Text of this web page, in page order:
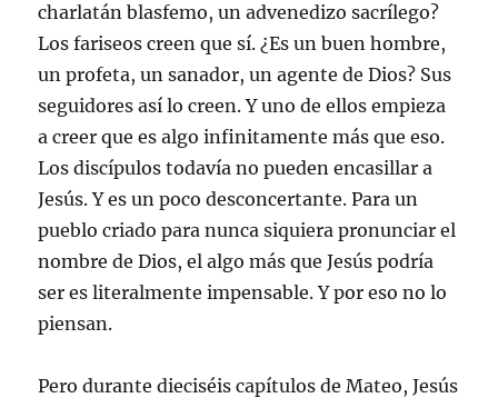
charlatán blasfemo, un advenedizo sacrílego?
Los fariseos creen que sí. ¿Es un buen hombre,
un profeta, un sanador, un agente de Dios? Sus
seguidores así lo creen. Y uno de ellos empieza
a creer que es algo infinitamente más que eso.
Los discípulos todavía no pueden encasillar a
Jesús. Y es un poco desconcertante. Para un
pueblo criado para nunca siquiera pronunciar el
nombre de Dios, el algo más que Jesús podría
ser es literalmente impensable. Y por eso no lo
piensan.
Pero durante dieciséis capítulos de Mateo, Jesús